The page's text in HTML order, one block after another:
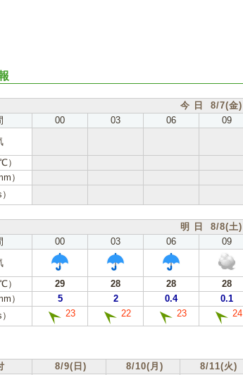
今 日 8/7(金)
00 03 06 09
）
明 日 8/8(土)
00 03 06 09
29 28 28 28
）
5 2 0.4 0.1
23 22 23 24
8/9(日) 8/10(月) 8/11(火)